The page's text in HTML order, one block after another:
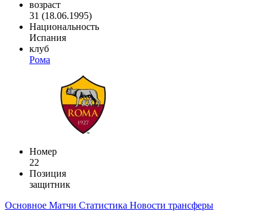
возраст
31 (18.06.1995)
Национальность
Испания
клуб
Рома
Номер
22
Позиция
защитник
Основное Матчи Статистика Новости трансферы